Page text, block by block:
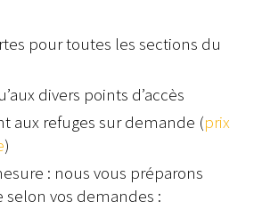
pour toutes les sections du
divers points d’accès
aux refuges sur demande (prix
)
: nous vous préparons
selon vos demandes :